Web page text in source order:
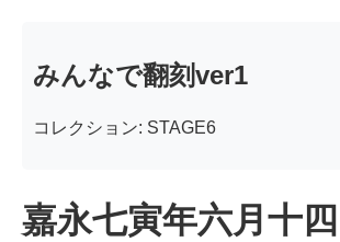
みんなで翻刻ver1
コレクション: STAGE6
嘉永七寅年六月十